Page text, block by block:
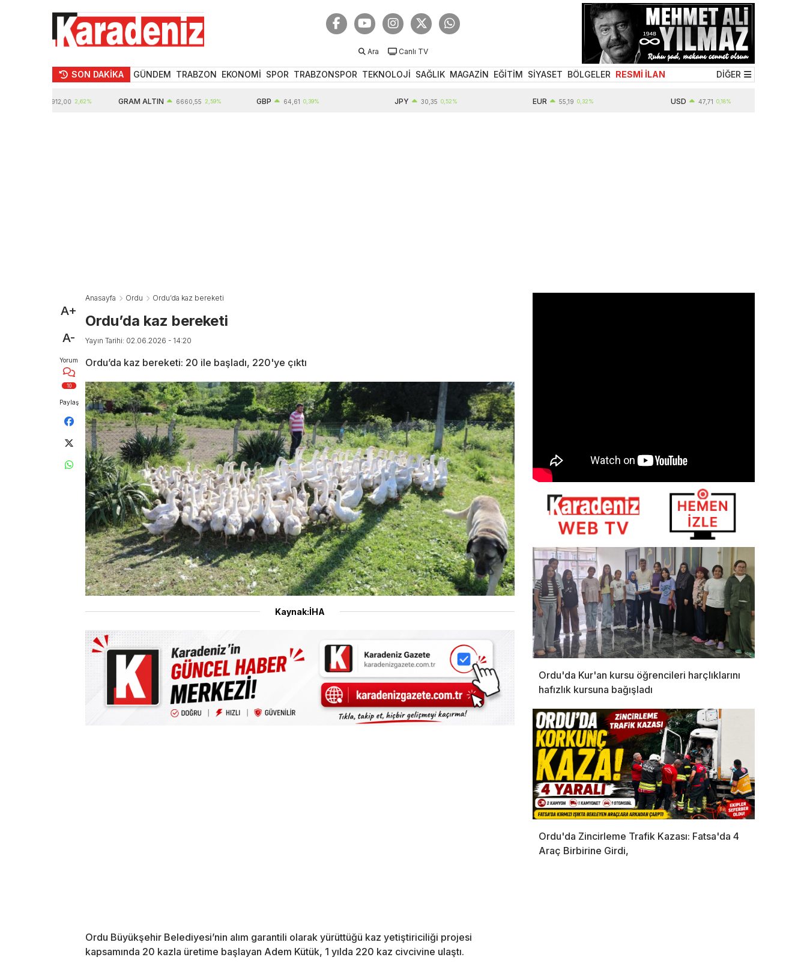
Ara Canlı TV
SON DAKİKA GÜNDEM TRABZON EKONOMİ SPOR TRABZONSPOR TEKNOLOJİ SAĞLIK MAGAZİN EĞİTİM SİYASET BÖLGELER RESMİ İLAN DİĞER
2,62% GRAM ALTIN 6660,55 2,59% 64,61 0,39% 30,35 0,52% 55,19 0,32% 47,71 0,18%
A+
A-
Yorum
10
Paylaş
Anasayfa Ordu Ordu’da kaz bereketi
Ordu’da kaz bereketi
Yayın Tarihi: 02.06.2026 - 14:20
Ordu’da kaz bereketi: 20 ile başladı, 220'ye çıktı
Kaynak:İHA
Ordu Büyükşehir Belediyesi’nin alım garantili olarak yürüttüğü kaz yetiştiriciliği projesi
kapsamında 20 kazla üretime başlayan Adem Kütük, 1 yılda 220 kaz civcivine ulaştı.
Ordu'da Kur'an kursu öğrencileri harçlıklarını
hafızlık kursuna bağışladı
Ordu'da Zincirleme Trafik Kazası: Fatsa'da 4
Araç Birbirine Girdi,